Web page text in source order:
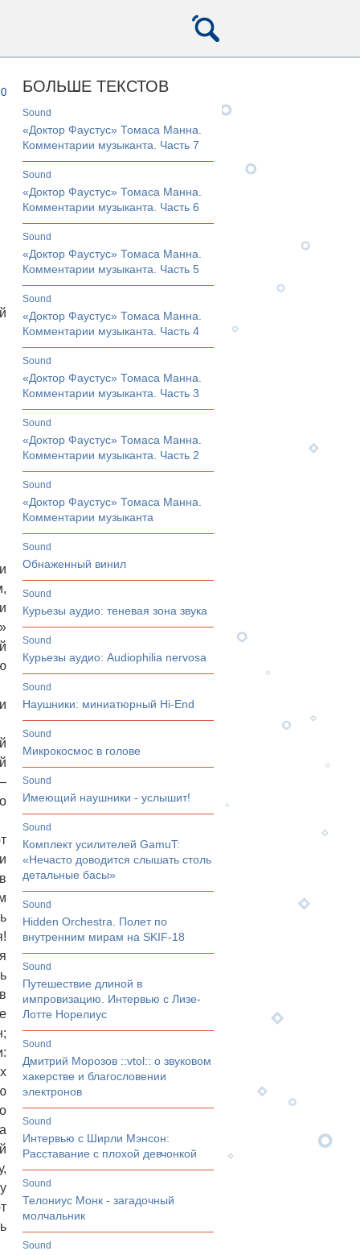
0 БОЛЬШЕ ТЕКСТОВ
sound
«Доктор Фаустус» Томаса Манна.
Комментарии музыканта. Часть 7
sound
«Доктор Фаустус» Томаса Манна.
Комментарии музыканта. Часть 6
sound
«Доктор Фаустус» Томаса Манна.
Комментарии музыканта. Часть 5
sound
«Доктор Фаустус» Томаса Манна.
Комментарии музыканта. Часть 4
sound
«Доктор Фаустус» Томаса Манна.
Комментарии музыканта. Часть 3
sound
«Доктор Фаустус» Томаса Манна.
Комментарии музыканта. Часть 2
sound
«Доктор Фаустус» Томаса Манна.
Комментарии музыканта
sound
Обнаженный винил
sound
Курьезы аудио: теневая зона звука
sound
Курьезы аудио: Audiophilia nervosa
sound
Наушники: миниатюрный Hi-End
sound
Микрокосмос в голове
sound
Имеющий наушники - услышит!
sound
Комплект усилителей GamuT:
«Нечасто доводится слышать столь
детальные басы»
sound
Hidden Orchestra. Полет по
внутренним мирам на SKIF-18
sound
Путешествие длиной в
импровизацию. Интервью с Лизе-
Лотте Норелиус
sound
Дмитрий Морозов ::vtol:: о звуковом
хакерстве и благословении
электронов
sound
Интервью с Ширли Мэнсон:
Расставание с плохой девчонкой
sound
Телониус Монк - загадочный
молчальник
sound